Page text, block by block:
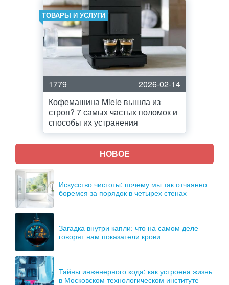
ТОВАРЫ И УСЛУГИ
1779
2026-02-14
Кофемашина Miele вышла из
строя? 7 самых частых поломок и
способы их устранения
НОВОЕ
Искусство чистоты: почему мы так отчаянно
боремся за порядок в четырех стенах
Загадка внутри капли: что на самом деле
говорят нам показатели крови
Тайны инженерного кода: как устроена жизнь
в Московском технологическом институте